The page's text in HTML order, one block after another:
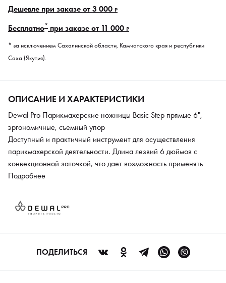
Дешевле при заказе от 3 000 ₽
Бесплатно* при заказе от 11 000 ₽
* за исключением Сахалинской области, Камчатского края и республики
Саха (Якутия).
ОПИСАНИЕ И ХАРАКТЕРИСТИКИ
Dewal Pro Парикмахерские ножницы Basic Step прямые 6",
эргономичные, съемный упор
Доступный и практичный инструмент для осуществления
парикмахерской деятельности. Длина лезвий 6 дюймов c
конвекционной заточкой, что дает возможность применять
ножницы для слайсинга (скользящего среза).
Ножницы имеет эргономичную форму и соединены при
регулировки и очистки конструкции ножниц от пыли.
Подробнее
ПОДЕЛИТЬСЯ